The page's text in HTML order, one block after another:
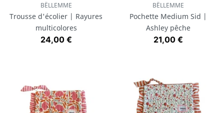
BËLLEMME
Trousse d'écolier | Rayures
multicolores
Prix
24,00 €
BËLLEMME
Pochette Medium Sid |
Ashley pêche
Prix
21,00 €